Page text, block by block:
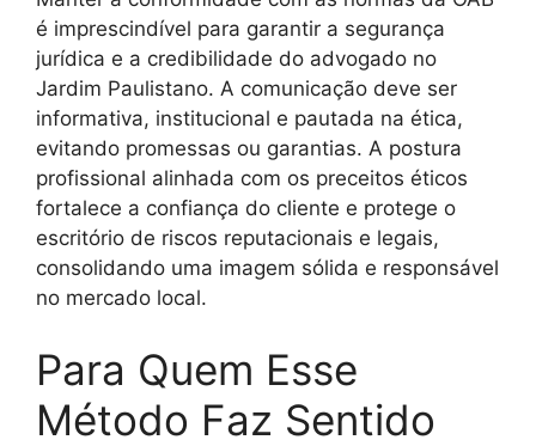
é imprescindível para garantir a segurança
jurídica e a credibilidade do advogado no
Jardim Paulistano. A comunicação deve ser
informativa, institucional e pautada na ética,
evitando promessas ou garantias. A postura
profissional alinhada com os preceitos éticos
fortalece a confiança do cliente e protege o
escritório de riscos reputacionais e legais,
consolidando uma imagem sólida e responsável
no mercado local.
Para Quem Esse
Método Faz Sentido